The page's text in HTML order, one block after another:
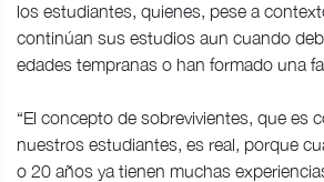
los estudiantes, quienes, pese a
continúan sus estudios aun cuando
edades tempranas o han formado una
“El concepto de sobrevivientes, que es
nuestros estudiantes, es real, porque
o 20 años ya tienen muchas